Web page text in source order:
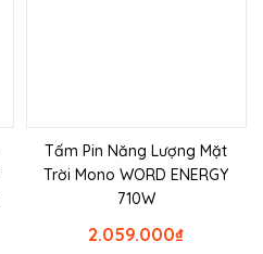
Tấm Pin Năng Lượng Mặt
Trời Mono WORD ENERGY
710W
₫
2.059.000